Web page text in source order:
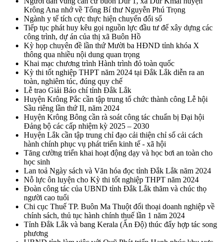
Krông Ana nhớ về Tổng Bí thư Nguyễn Phú Trọng
Ngành y tế tích cực thực hiện chuyển đổi số
Tiếp tục phát huy kêu gọi nguồn lực đầu tư để xây dựng các
công trình, dự án của thị xã Buôn Hồ
Kỳ họp chuyên đề lần thứ Mười ba HĐND tỉnh khóa X
thông qua nhiều nội dung quan trọng
Khai mạc chương trình Hành trình đỏ toàn quốc
Kỳ thi tốt nghiệp THPT năm 2024 tại Đắk Lắk diễn ra an
toàn, nghiêm túc, đúng quy chế
Lễ trao Giải Báo chí tỉnh Đắk Lắk
Huyện Krông Pắc cần tập trung tổ chức thành công Lễ hội
Sầu riêng lần thứ II, năm 2024
Huyện Krông Bông cần rà soát công tác chuẩn bị Đại hội
Đảng bộ các cấp nhiệm kỳ 2025 – 2030
Huyện Lắk cần tập trung chỉ đạo cải thiện chỉ số cải cách
hành chính phục vụ phát triển kinh tế - xã hội
Tăng cường triển khai hoạt động dạy và học bơi an toàn cho
học sinh
Lan toả Ngày sách và Văn hóa đọc tỉnh Đắk Lắk năm 2024
Nỗ lực ôn luyện cho Kỳ thi tốt nghiệp THPT năm 2024
Đoàn công tác của UBND tỉnh Đắk Lắk thăm và chúc thọ
người cao tuổi
Chi cục Thuế TP. Buôn Ma Thuột đối thoại doanh nghiệp về
chính sách, thủ tục hành chính thuế lần 1 năm 2024
Tỉnh Đắk Lắk và bang Kerala (Ấn Độ) thúc đẩy hợp tác song
phương